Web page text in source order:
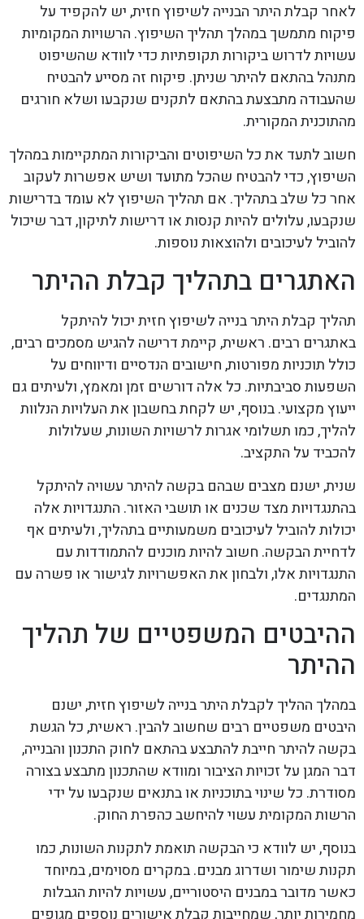
לאחר קבלת היתר הבנייה לשיפוץ חזית, יש להקפיד על
פיקוח מתמשך במהלך תהליך השיפוץ. הרשויות המקומיות
עשויות לדרוש ביקורות תקופתיות כדי לוודא שהשיפוט
מתנהל בהתאם להיתר שניתן. פיקוח זה מסייע להבטיח
שהעבודה מתבצעת בהתאם לתקנים שנקבעו ושלא חורגים
מהתוכנית המקורית.
חשוב לתעד את כל השיפוטים והביקורות המתקיימות במהלך
השיפוץ, כדי להבטיח שהכל מתועד ושיש אפשרות לעקוב
אחר כל שלב בתהליך. אם תהליך השיפוץ לא עומד בדרישות
שנקבעו, עלולים להיות קנסות או דרישות לתיקון, דבר שיכול
להוביל לעיכובים ולהוצאות נוספות.
האתגרים בתהליך קבלת ההיתר
תהליך קבלת היתר בנייה לשיפוץ חזית יכול להיתקל
באתגרים רבים. ראשית, קיימת דרישה להגיש מסמכים רבים,
כולל תוכניות מפורטות, חישובים הנדסיים ודיווחים על
השפעות סביבתיות. כל אלה דורשים זמן ומאמץ, ולעיתים גם
ייעוץ מקצועי. בנוסף, יש לקחת בחשבון את העלויות הנלוות
להליך, כמו תשלומי אגרות לרשויות השונות, שעלולות
להכביד על התקציב.
שנית, ישנם מצבים שבהם בקשה להיתר עשויה להיתקל
בהתנגדויות מצד שכנים או תושבי האזור. התנגדויות אלה
יכולות להוביל לעיכובים משמעותיים בתהליך, ולעיתים אף
לדחיית הבקשה. חשוב להיות מוכנים להתמודדות עם
התנגדויות אלו, ולבחון את האפשרויות לגישור או פשרה עם
המתנגדים.
ההיבטים המשפטיים של תהליך
ההיתר
במהלך ההליך לקבלת היתר בנייה לשיפוץ חזית, ישנם
היבטים משפטיים רבים שחשוב להבין. ראשית, כל הגשת
בקשה להיתר חייבת להתבצע בהתאם לחוק התכנון והבנייה,
דבר המגן על זכויות הציבור ומוודא שהתכנון מתבצע בצורה
מסודרת. כל שינוי בתוכניות או בתנאים שנקבעו על ידי
הרשות המקומית עשוי להיחשב כהפרת החוק.
בנוסף, יש לוודא כי הבקשה תואמת לתקנות השונות, כמו
תקנות שימור ושדרוג מבנים. במקרים מסוימים, במיוחד
כאשר מדובר במבנים היסטוריים, עשויות להיות הגבלות
מחמירות יותר, שמחייבות קבלת אישורים נוספים מגופים